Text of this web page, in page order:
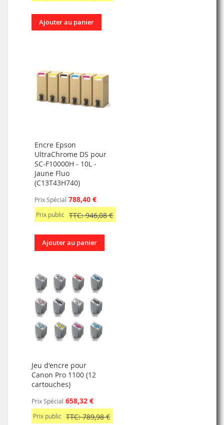
Ajouter au panier
Encre Epson
UltraChrome DS pour
SC-F10000H - 10L -
Jaune Fluo
(C13T43H740)
Prix Spécial 788,40 €
Prix public TTC: 946,08 €
Ajouter au panier
Jeu d'encre pour
Canon Pro 1100 (12
cartouches)
Prix Spécial 658,32 €
Prix public TTC: 789,98 €